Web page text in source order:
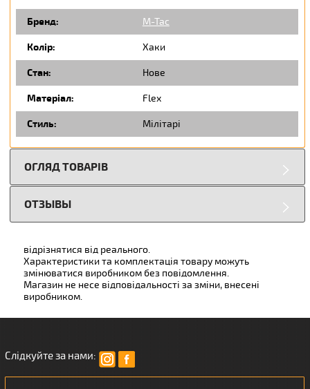
Бренд: M-Tac
Колір: Хаки
Стан: Нове
Матеріал: Flex
Стиль: Мілітарі
ОГЛЯД ТОВАРІВ
ОТЗЫВЫ
відрізнятися від реального.
Характеристики та комплектація товару можуть
змінюватися виробником без повідомлення.
Магазин не несе відповідальності за зміни, внесені
виробником.
Слідкуйте за нами: